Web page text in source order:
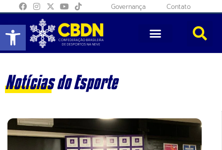
Abrir a barra de ferramentas
Governança Contato
Notícias do Esporte